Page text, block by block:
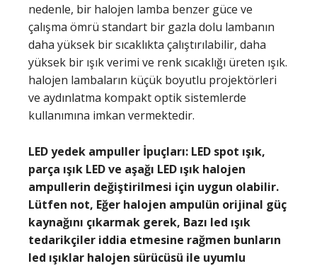
nedenle, bir halojen lamba benzer güce ve
çalışma ömrü standart bir gazla dolu lambanın
daha yüksek bir sıcaklıkta çalıştırılabilir, daha
yüksek bir ışık verimi ve renk sıcaklığı üreten ışık.
halojen lambaların küçük boyutlu projektörleri
ve aydınlatma kompakt optik sistemlerde
kullanımına imkan vermektedir.
LED yedek ampuller İpuçları: LED spot ışık,
parça ışık LED ve aşağı LED ışık halojen
ampullerin değiştirilmesi için uygun olabilir.
Lütfen not, Eğer halojen ampulün orijinal güç
kaynağını çıkarmak gerek, Bazı led ışık
tedarikçiler iddia etmesine rağmen bunların
led ışıklar halojen sürücüsü ile uyumlu